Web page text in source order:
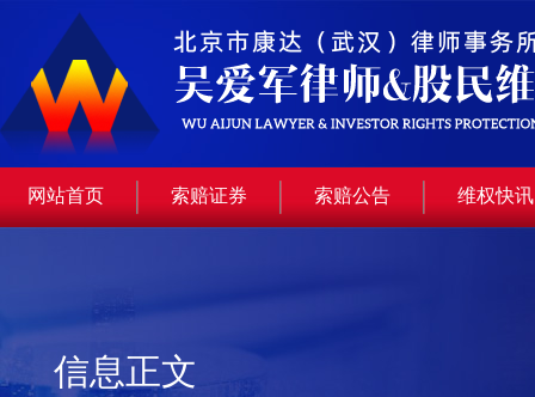
网站首页 索赔证券 索赔公告 维权快讯
信息正文